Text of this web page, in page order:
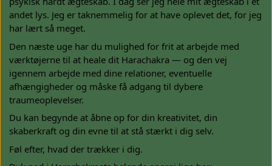
andet lys. Jeg er taknemmelig for at have oplevet det, for jeg
har lært så meget.
Den næste uge har du mulighed for frit at arbejde med
værktøjerne til at heale dit Harachakra — og den vej
igennem arbejde med dine relationer, eventuelle
afhængigheder og måske få adgang til dybere
traumeoplevelser.
Du kan begynde at åbne op for din kreativitet, din
skaberkraft og din evne til at stå stærkt i dig selv.
Føl efter, hvad der trækker i dig.